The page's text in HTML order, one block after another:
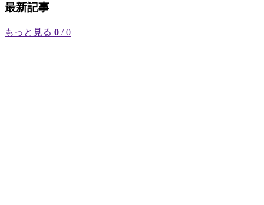
最新記事
もっと見る 0 / 0